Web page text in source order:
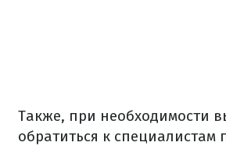
Также, при необходимости
обратиться к специалистам